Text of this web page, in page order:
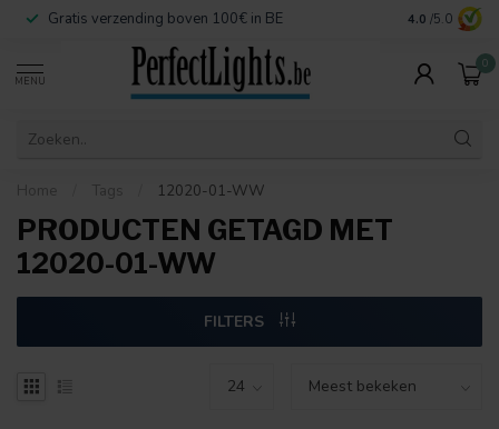
Gratis verzending boven 100€ in BE Veilige
4.0 /5.0
MENU
0
Home Tags 12020-01-WW
PRODUCTEN GETAGD MET
12020-01-WW
FILTERS